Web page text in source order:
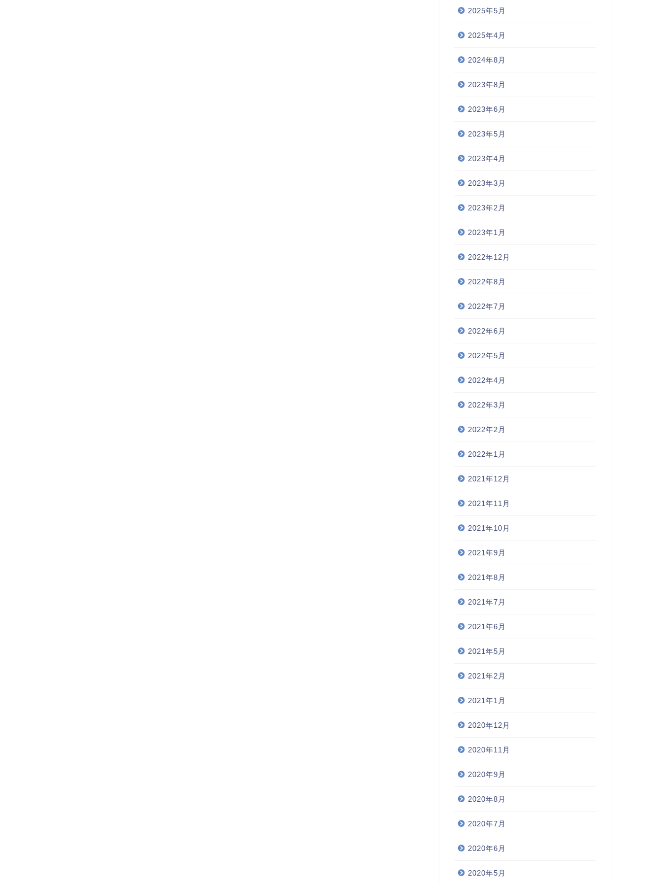
2025年5月
2025年4月
2024年8月
2023年8月
2023年6月
2023年5月
2023年4月
2023年3月
2023年2月
2023年1月
2022年12月
2022年8月
2022年7月
2022年6月
2022年5月
2022年4月
2022年3月
2022年2月
2022年1月
2021年12月
2021年11月
2021年10月
2021年9月
2021年8月
2021年7月
2021年6月
2021年5月
2021年2月
2021年1月
2020年12月
2020年11月
2020年9月
2020年8月
2020年7月
2020年6月
2020年5月